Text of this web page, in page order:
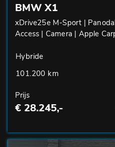
BMW X1
xDrive25e M-Sport |
Access | Camera | Apple
Hybride
101.200 km
Prijs
€ 28.245,-